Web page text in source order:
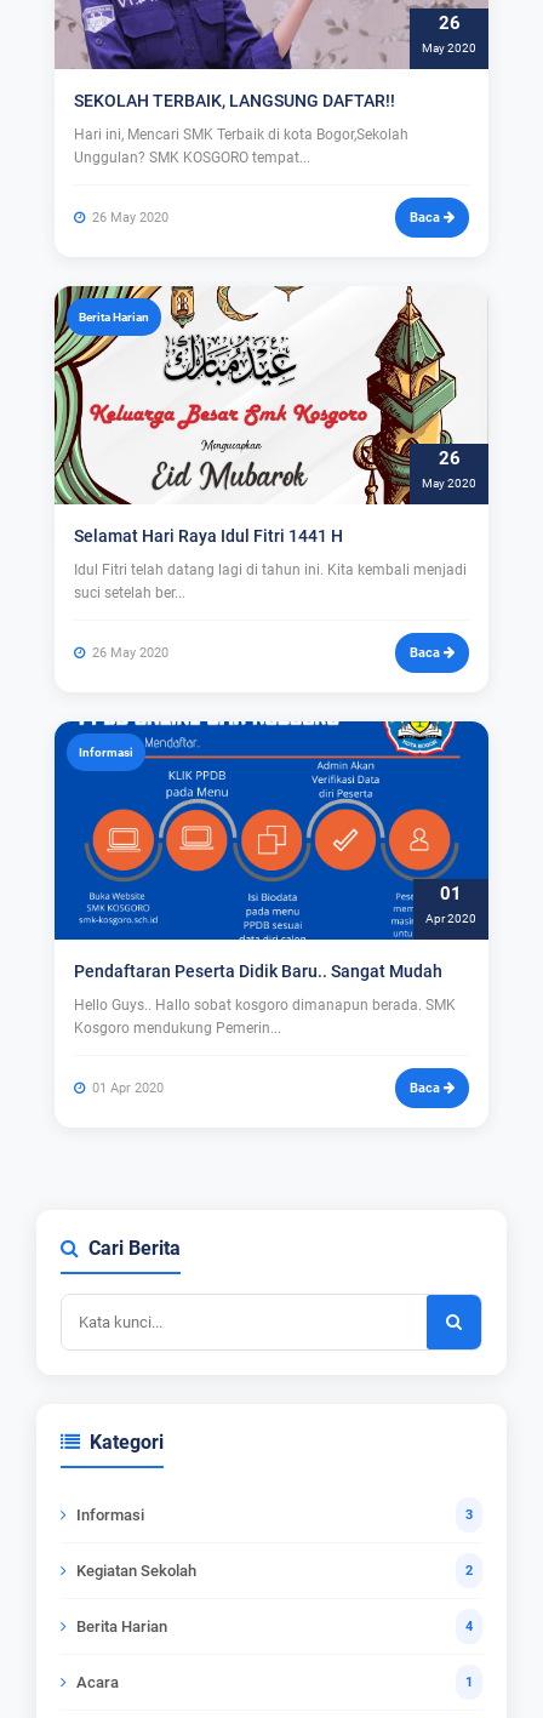
26
May 2020
SEKOLAH TERBAIK, LANGSUNG DAFTAR!!
Hari ini, Mencari SMK Terbaik di kota Bogor,Sekolah
Unggulan? SMK KOSGORO tempat...
26 May 2020 Baca
Berita Harian
26
May 2020
Selamat Hari Raya Idul Fitri 1441 H
Idul Fitri telah datang lagi di tahun ini. Kita kembali menjadi
suci setelah ber...
26 May 2020 Baca
Informasi
01
Apr 2020
Pendaftaran Peserta Didik Baru.. Sangat Mudah
Hello Guys.. Hallo sobat kosgoro dimanapun berada. SMK
Kosgoro mendukung Pemerin...
01 Apr 2020 Baca
Cari Berita
Kategori
Informasi 3
Kegiatan Sekolah 2
Berita Harian 4
Acara 1